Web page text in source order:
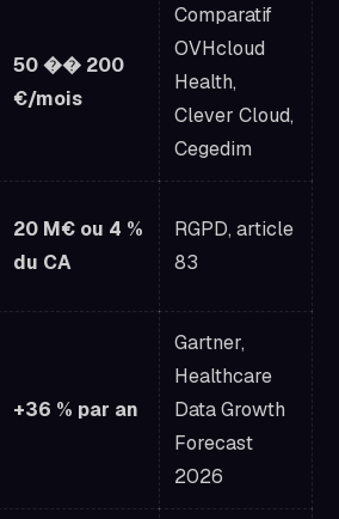
50 �� 200
€/mois
Comparatif
OVHcloud
Health,
Clever Cloud,
Cegedim
20 M€ ou 4 %
du CA
RGPD, article
83
+36 % par an
Gartner,
Healthcare
Data Growth
Forecast
2026